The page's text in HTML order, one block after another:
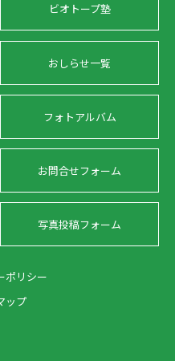
ビオトープ塾
おしらせ一覧
フォトアルバム
お問合せフォーム
写真投稿フォーム
ポリシー
ップ